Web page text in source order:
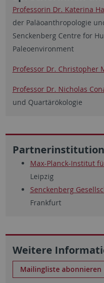
Professorin Dr. Katerina
der Paläoanthropologie
SenckenbergCentre for
Paleoenvironment
Professor Dr. Christopher
Professor Dr. Nicholas
und Quartärökologie
Max-Planck-Institut
Leipzig
Senckenberg
Frankfurt
Weitere
Mailingliste abonnieren